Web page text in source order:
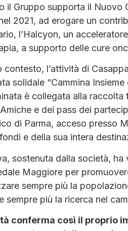
il Gruppo supporta il Nuovo
2021, ad erogare un
l’Halcyon, un
a supporto delle cure
contesto, l’attività di
solidale “Cammina Insieme
è collegata alla
e dei pass dei
di Parma, acceso presso
e della sua intera
sostenuta dalla società,
Maggiore per
sempre più la
sempre più la ricerca nel
conferma così il proprio